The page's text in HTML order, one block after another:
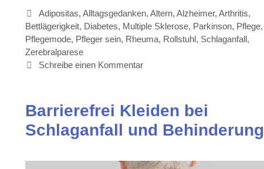
Kategorien
Adipositas, Alltagsgedanken, Altern, Alzheimer, Arthritis,
Bettlägerigkeit, Diabetes, Multiple Sklerose, Parkinson, Pflege,
Pflegemode, Pfleger sein, Rheuma, Rollstuhl, Schlaganfall,
Zerebralparese
Schreibe einen Kommentar
Barrierefrei Kleiden bei
Schlaganfall und Behinderung